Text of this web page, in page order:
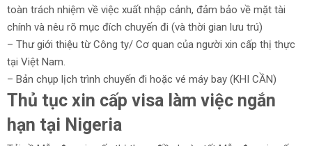
toàn trách nhiệm về việc xuất nhập cảnh, đảm bảo về mặt tài
chính và nêu rõ mục đích chuyến đi (và thời gian lưu trú)
– Thư giới thiệu từ Công ty/ Cơ quan của người xin cấp thị thực
tại Việt Nam.
– Bản chụp lịch trình chuyến đi hoặc vé máy bay (KHI CẦN)
Thủ tục xin cấp visa làm việc ngắn
hạn tại Nigeria